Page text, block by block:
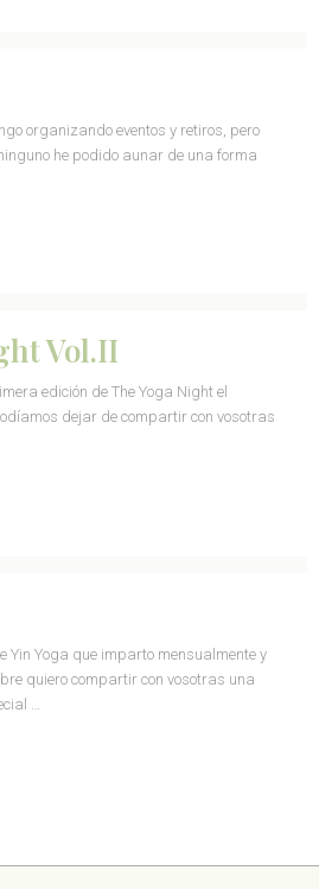
organizando eventos y retiros, pero
he podido aunar de una forma
Vol.II
edición de The Yoga Night el
dejar de compartir con vosotras
Yin Yoga que imparto mensualmente y
quiero compartir con vosotras una
…